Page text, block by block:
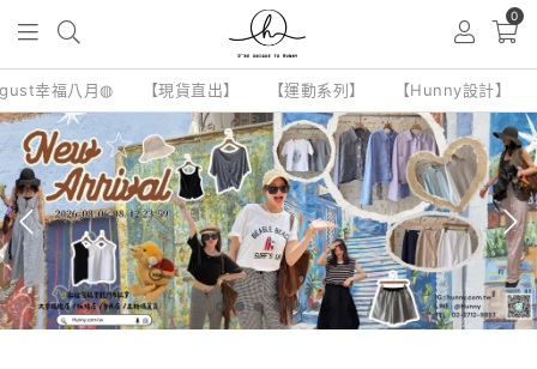
0
幸福八月◍ 【現貨直出】 【運動系列】 【Hunny設計】